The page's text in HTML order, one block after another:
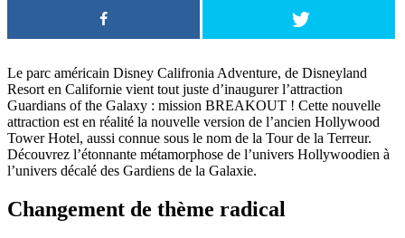
Le parc américain Disney Califronia Adventure, de Disneyland
Resort en Californie vient tout juste d’inaugurer l’attraction
Guardians of the Galaxy : mission BREAKOUT ! Cette nouvelle
attraction est en réalité la nouvelle version de l’ancien Hollywood
Tower Hotel, aussi connue sous le nom de la Tour de la Terreur.
Découvrez l’étonnante métamorphose de l’univers Hollywoodien à
l’univers décalé des Gardiens de la Galaxie.
Changement de thème radical